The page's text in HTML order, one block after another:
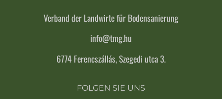
Verband der Landwirte für Bodensanierung
info@tmg.hu
6774 Ferencszállás, Szegedi utca 3.
FOLGEN SIE UNS